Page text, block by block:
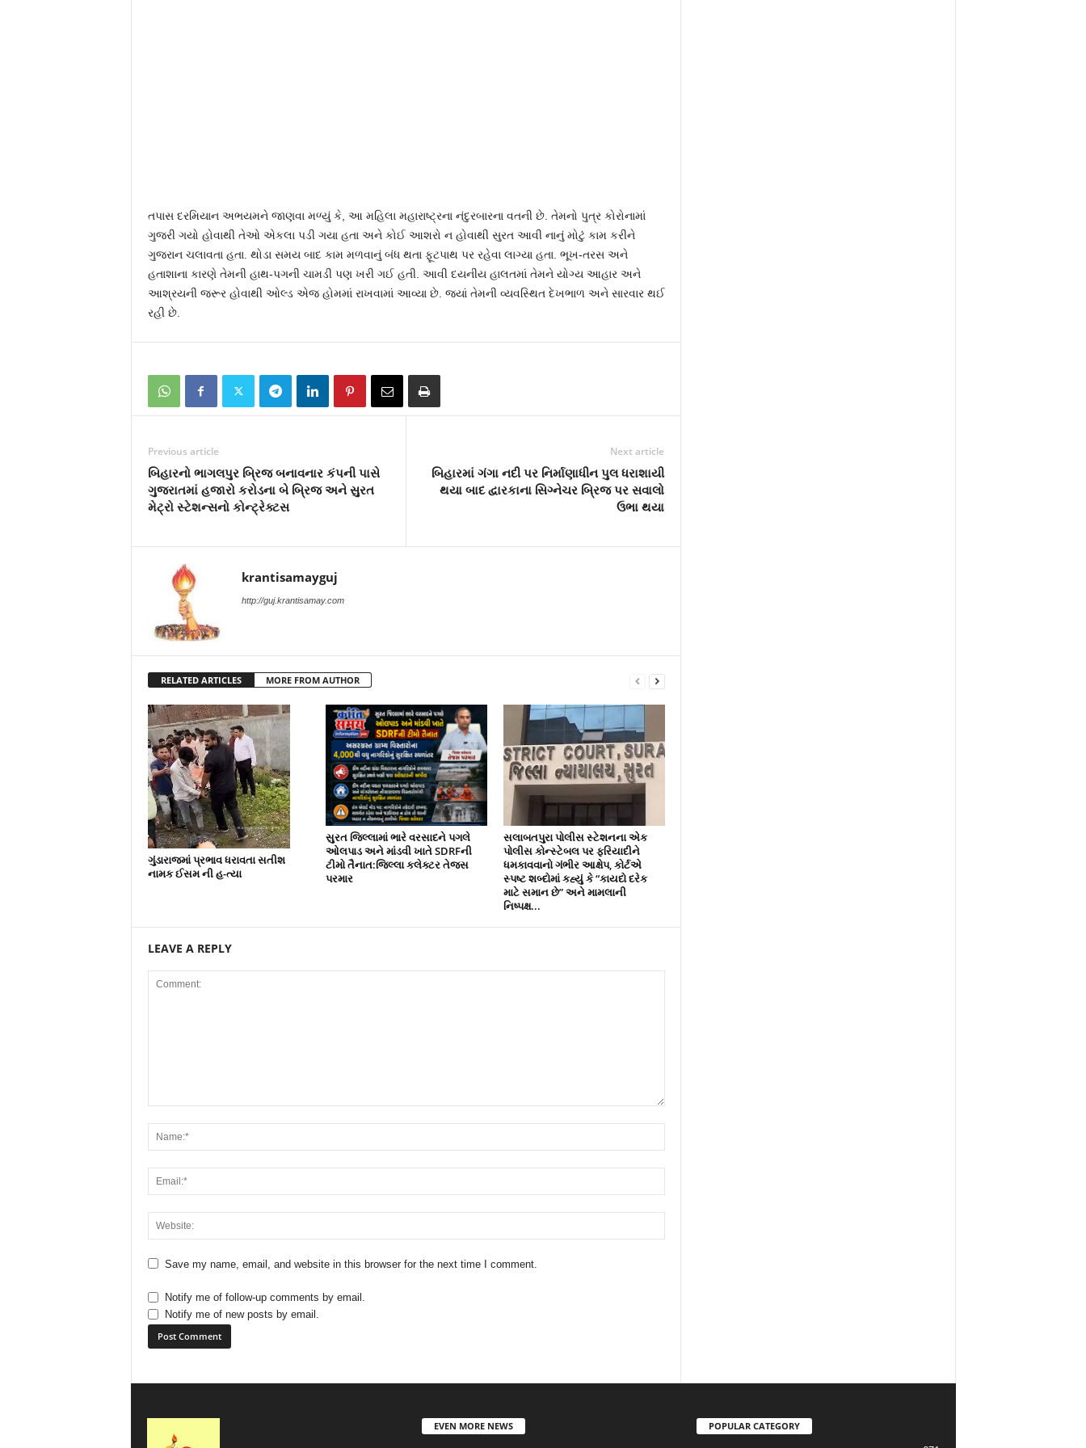
તપાસ દરમિયાન અભયમને જાણવા મળ્યું કે, આ મહિલા મહારાષ્ટ્રના નંદુરબારના વતની છે. તેમનો પુત્ર કોરોનામાં
ગુજરી ગયો હોવાથી તેઓ એકલા પડી ગયા હતા અને કોઈ આશરો ન હોવાથી સુરત આવી નાનું મોટું કામ કરીને
ગુજરાન ચલાવતા હતા. થોડા સમય બાદ કામ મળવાનું બંધ થતા ફૂટપાથ પર રહેવા લાગ્યા હતા. ભૂખ-તરસ અને
હતાશાના કારણે તેમની હાથ-પગની ચામડી પણ ખરી ગઈ હતી. આવી દયનીય હાલતમાં તેમને યોગ્ય આહાર અને
આશ્રયની જરૂર હોવાથી ઓલ્ડ એજ હોમમાં રાખવામાં આવ્યા છે. જ્યાં તેમની વ્યવસ્થિત દેખભાળ અને સારવાર થઈ
રહી છે.
Previous article
બિહારનો ભાગલપુર બ્રિજ બનાવનાર કંપની પાસે
ગુજરાતમાં હજારો કરોડના બે બ્રિજ અને સુરત
મેટ્રો સ્ટેશન્સનો કોન્ટ્રેક્ટસ
Next article
બિહારમાં ગંગા નદી પર નિર્માણાધીન પુલ ધરાશાયી
થયા બાદ દ્વારકાના સિગ્નેચર બ્રિજ પર સવાલો
ઉભા થયા
krantisamayguj
http://guj.krantisamay.com
RELATED ARTICLES MORE FROM AUTHOR
ગુંડારાજમાં પ્રભાવ ધરાવતા સતીશ
નામક ઈસમ ની હ-ત્યા
સુરત જિલ્લામાં ભારે વરસાદને પગલે
ઓલપાડ અને માંડવી ખાતે SDRFની
ટીમો તૈનાત:જિલ્લા કલેક્ટર તેજસ
પરમાર
સલાબતપુરા પોલીસ સ્ટેશનના એક
પોલીસ કોન્સ્ટેબલ પર ફરિયાદીને
ધમકાવવાનો ગંભીર આક્ષેપ, કોર્ટએ
સ્પષ્ટ શબ્દોમાં કહ્યું કે “કાયદો દરેક
માટે સમાન છે” અને મામલાની
નિષ્પક્ષ...
LEAVE A REPLY
Save my name, email, and website in this browser for the next time I comment.
Notify me of follow-up comments by email.
Notify me of new posts by email.
EVEN MORE NEWS POPULAR CATEGORY